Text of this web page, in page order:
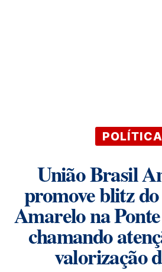
POLÍTICA
União Brasil
promove blitz
Amarelo na
chamando
valorização